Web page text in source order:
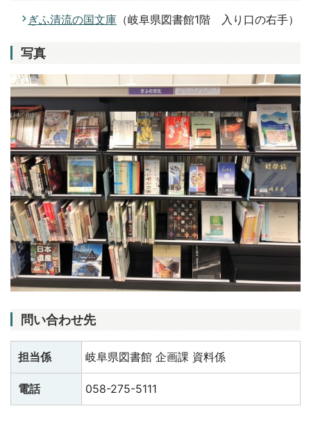
ぎふ清流の国文庫 （岐阜県図書館1階 入り口の右手）
写真
問い合わせ先
担当係 岐阜県図書館 企画課 資料係
電話 058-275-5111